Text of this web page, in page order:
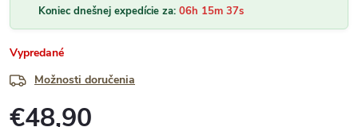
Koniec dnešnej expedície za: 06h 15m 36s
Vypredané
Možnosti doručenia
€48,90